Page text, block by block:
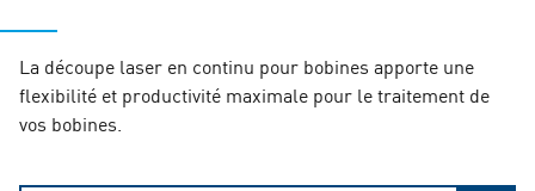
La découpe laser en continu pour bobines apporte une
flexibilité et productivité maximale pour le traitement de
vos bobines.